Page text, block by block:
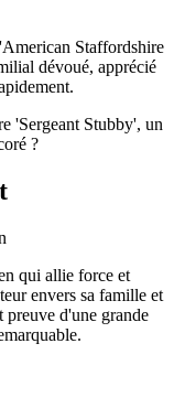
Staffordshire
dévoué, apprécié
'Sergeant Stubby', un
?
qui allie force et
envers sa famille et
preuve d'une grande